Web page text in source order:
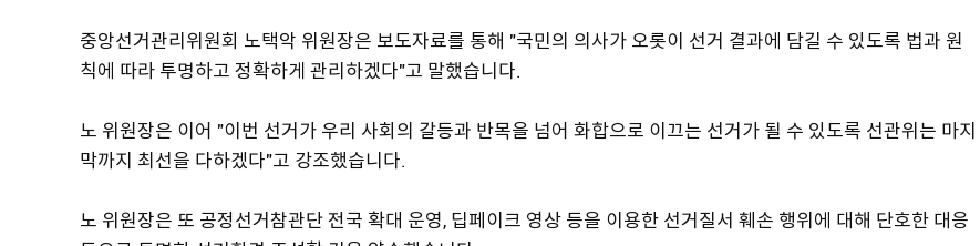
중앙선거관리위원회 노택악 위원장은 보도자료를 통해 "국민의 의사가 오롯이 선거 결과에 담길 수 있도록 법과 원
칙에 따라 투명하고 정확하게 관리하겠다"고 말했습니다.
노 위원장은 이어 "이번 선거가 우리 사회의 갈등과 반목을 넘어 화합으로 이끄는 선거가 될 수 있도록 선관위는 마지
막까지 최선을 다하겠다"고 강조했습니다.
노 위원장은 또 공정선거참관단 전국 확대 운영, 딥페이크 영상 등을 이용한 선거질서 훼손 행위에 대해 단호한 대응